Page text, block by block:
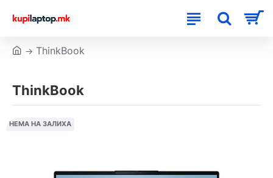
ThinkBook
ThinkBook
НЕМА НА ЗАЛИХА